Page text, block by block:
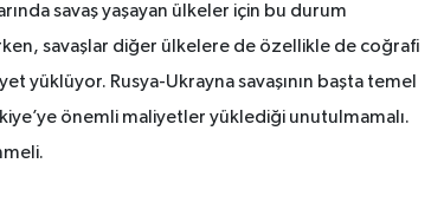
savaş yaşayan ülkeler için bu durum
savaşlar diğer ülkelere de özellikle de coğrafi
yüklüyor. Rusya-Ukrayna savaşının başta temel
önemli maliyetler yüklediği unutulmamalı.